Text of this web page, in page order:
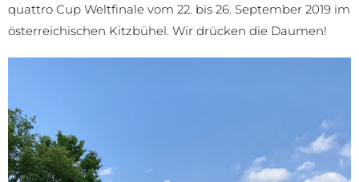
quattro Cup Weltfinale vom 22. bis 26. September 2019 im
österreichischen Kitzbühel. Wir drücken die Daumen!